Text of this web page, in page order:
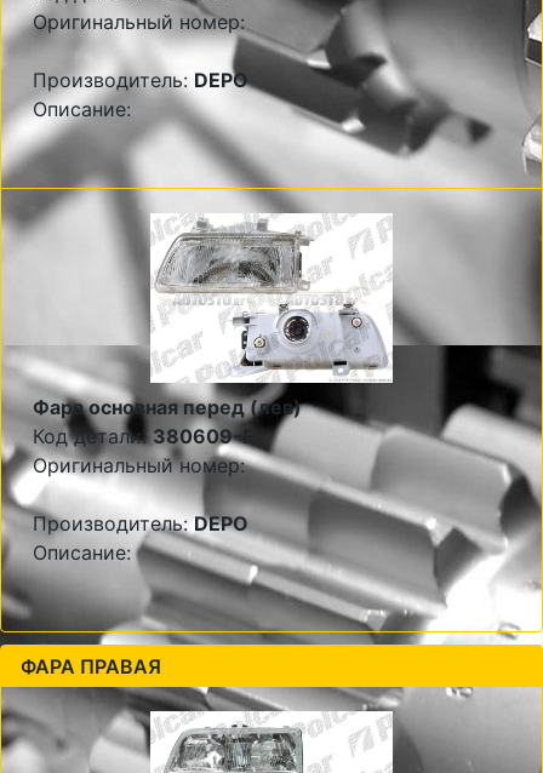
Оригинальный номер:
Производитель: DEPO
Описание:
Фара основная перед (лев)
Код детали: 380609-E
Оригинальный номер:
Производитель:DEPO
Описание:
ФАРА ПРАВАЯ